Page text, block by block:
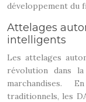
développement du
Attelages
intelligents
Les attelages
révolution dans
marchandises.
traditionnels, les